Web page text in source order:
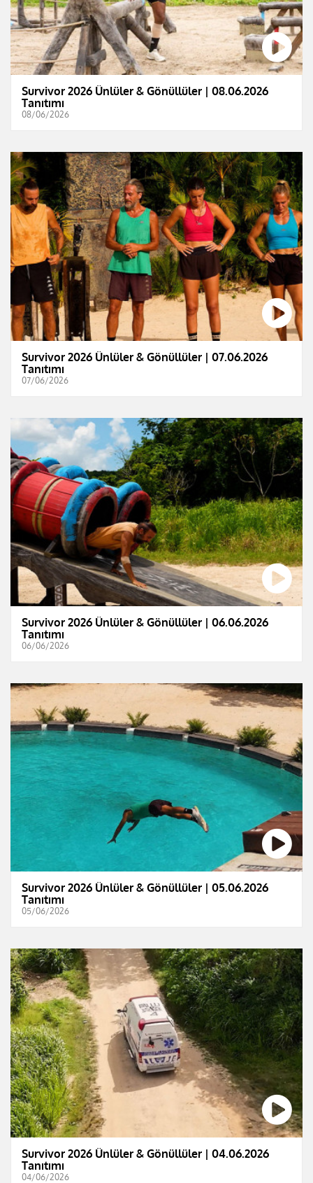
Survivor 2026 Ünlüler & Gönüllüler | 08.06.2026
Tanıtımı
08/06/2026
Survivor 2026 Ünlüler & Gönüllüler | 07.06.2026
Tanıtımı
07/06/2026
Survivor 2026 Ünlüler & Gönüllüler | 06.06.2026
Tanıtımı
06/06/2026
Survivor 2026 Ünlüler & Gönüllüler | 05.06.2026
Tanıtımı
05/06/2026
Survivor 2026 Ünlüler & Gönüllüler | 04.06.2026
Tanıtımı
04/06/2026